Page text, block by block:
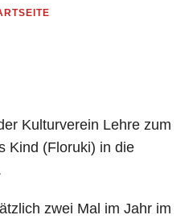
Kulturverein Lehre zum
Kind (Floruki) in die
zwei Mal im Jahr im